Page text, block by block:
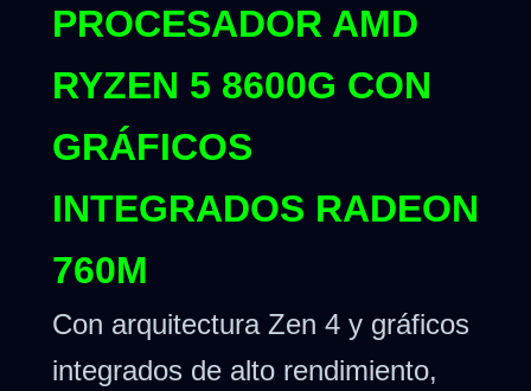
PROCESADOR AMD
RYZEN 5 8600G CON
GRÁFICOS
INTEGRADOS RADEON
760M
Con arquitectura Zen 4 y gráficos
integrados de alto rendimiento,